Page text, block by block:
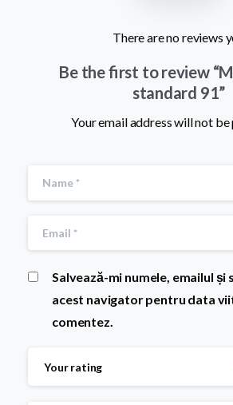
There are no reviews
Be the first to review
standard 91”
Your email address will not be
Salvează-mi numele, emailul și
acest navigator pentru data
comentez.
Your rating